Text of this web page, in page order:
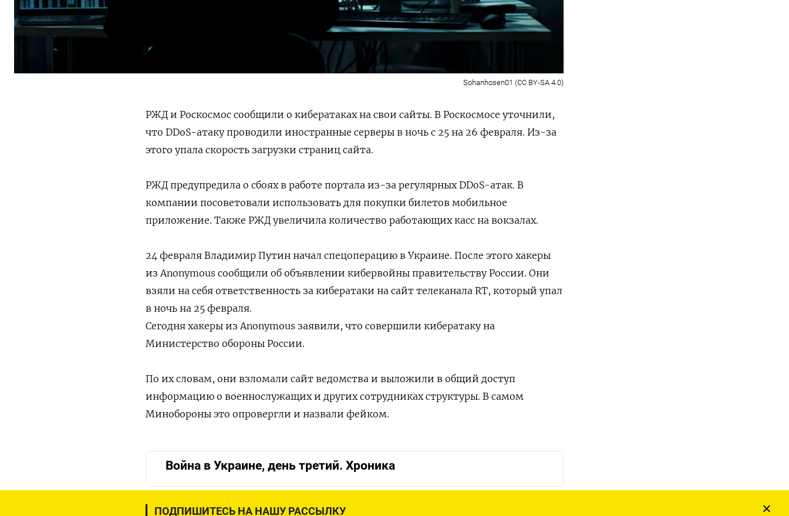
ПОДПИШИТЕСЬ НА НАШУ РАССЫЛКУ
Sohanhosen01 (CC BY-SA 4.0)
РЖД и Роскосмос сообщили о кибератаках на свои сайты. В Роскосмосе уточнили,
что DDoS-атаку проводили иностранные серверы в ночь с 25 на 26 февраля. Из-за
этого упала скорость загрузки страниц сайта.
РЖД предупредила о сбоях в работе портала из-за регулярных DDoS-атак. В
компании посоветовали использовать для покупки билетов мобильное
приложение. Также РЖД увеличила количество работающих касс на вокзалах.
24 февраля Владимир Путин начал спецоперацию в Украине. После этого хакеры
из Anonymous сообщили об объявлении кибервойны правительству России. Они
взяли на себя ответственность за кибератаки на сайт телеканала RT, который упал
в ночь на 25 февраля.
Сегодня хакеры из Anonymous заявили, что совершили кибератаку на
Министерство обороны России.
По их словам, они взломали сайт ведомства и выложили в общий доступ
информацию о военнослужащих и других сотрудниках структуры. В самом
Минобороны это опровергли и назвали фейком.
Война в Украине, день третий. Хроника